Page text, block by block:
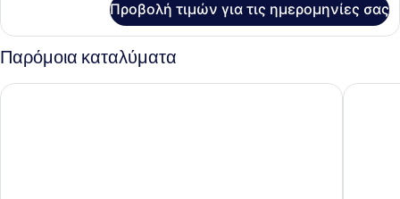
Δωμάτιο
Προβολή τιμών για τις ημερομηνίες σας
Παρόμοια καταλύματα
Getsemani Guest House The